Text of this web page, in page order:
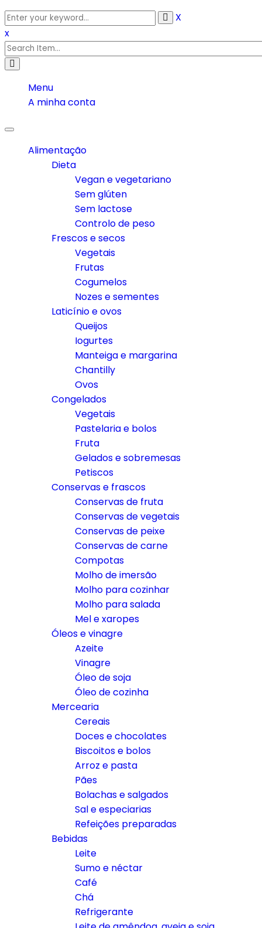
X
x
Menu
A minha conta
Toggle
navigation
Alimentação
Dieta
Vegan e vegetariano
Sem glúten
Sem lactose
Controlo de peso
Frescos e secos
Vegetais
Frutas
Cogumelos
Nozes e sementes
Laticínio e ovos
Queijos
Iogurtes
Manteiga e margarina
Chantilly
Ovos
Congelados
Vegetais
Pastelaria e bolos
Fruta
Gelados e sobremesas
Petiscos
Conservas e frascos
Conservas de fruta
Conservas de vegetais
Conservas de peixe
Conservas de carne
Compotas
Molho de imersão
Molho para cozinhar
Molho para salada
Mel e xaropes
Óleos e vinagre
Azeite
Vinagre
Óleo de soja
Óleo de cozinha
Mercearia
Cereais
Doces e chocolates
Biscoitos e bolos
Arroz e pasta
Pães
Bolachas e salgados
Sal e especiarias
Refeições preparadas
Bebidas
Leite
Sumo e néctar
Café
Chá
Refrigerante